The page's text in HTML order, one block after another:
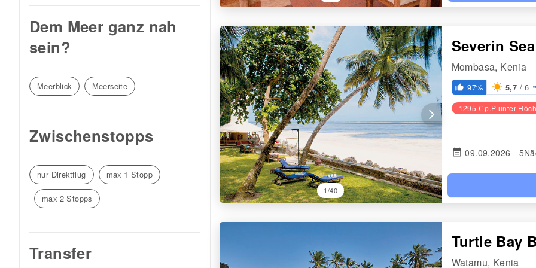
Dem Meer ganz nah
sein?
Meerblick Meerseite
Zwischenstopps
nur Direktflug max 1 Stopp
max 2 Stopps
Transfer
arrow_forward_ios
1/40
Severin
Mombasa, Kenia
thumb_up_alt 97% 5,7 / 6
1295 € p.P unter
calendar_month 09.09.2026 -
Turtle Bay
Watamu, Kenia